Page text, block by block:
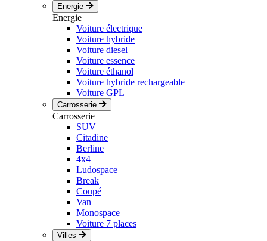
Energie
Energie
Voiture électrique
Voiture hybride
Voiture diesel
Voiture essence
Voiture éthanol
Voiture hybride rechargeable
Voiture GPL
Carrosserie
Carrosserie
SUV
Citadine
Berline
4x4
Ludospace
Break
Coupé
Van
Monospace
Voiture 7 places
Villes